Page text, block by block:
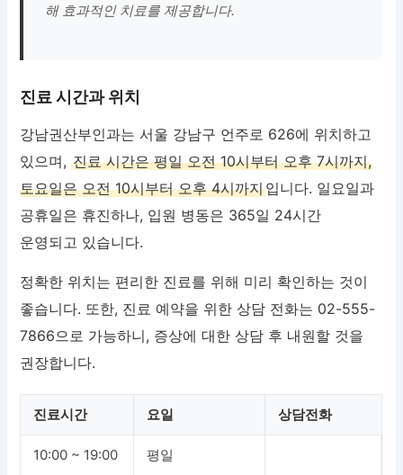
해 효과적인 치료를 제공합니다.
진료 시간과 위치
강남권산부인과는 서울 강남구 언주로 626에 위치하고
있으며,진료 시간은 평일 오전 10시부터 오후 7시까지,
토요일은 오전 10시부터 오후 4시까지입니다. 일요일과
공휴일은 휴진하나, 입원 병동은 365일 24시간
운영되고 있습니다.
정확한 위치는 편리한 진료를 위해 미리 확인하는 것이
좋습니다. 또한, 진료 예약을 위한 상담 전화는 02-555-
7866으로 가능하니, 증상에 대한 상담 후 내원할 것을
권장합니다.
진료시간 요일 상담전화
10:00 ~ 19:00 평일